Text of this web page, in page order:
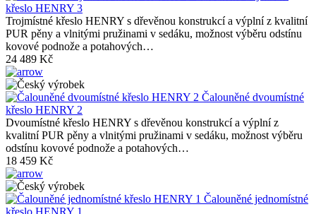
křeslo HENRY 3
Trojmístné křeslo HENRY s dřevěnou konstrukcí a výplní z kvalitní
PUR pěny a vlnitými pružinami v sedáku, možnost výběru odstínu
kovové podnože a potahových…
24 489 Kč
Čalouněné dvoumístné
křeslo HENRY 2
Dvoumístné křeslo HENRY s dřevěnou konstrukcí a výplní z
kvalitní PUR pěny a vlnitými pružinami v sedáku, možnost výběru
odstínu kovové podnože a potahových…
18 459 Kč
Čalouněné jednomístné
křeslo HENRY 1